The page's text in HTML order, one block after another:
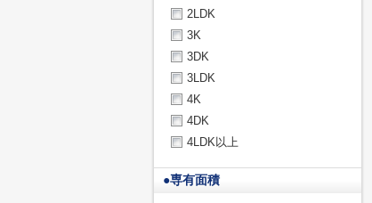
2LDK
3K
3DK
3LDK
4K
4DK
4LDK以上
●専有面積